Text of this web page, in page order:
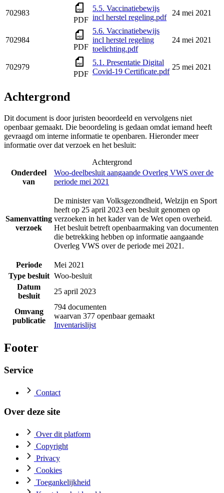
702983
PDF
5.5. Vaccinatiebewijs
incl herstel regeling.pdf
24 mei 2021
702984
PDF
5.6. Vaccinatiebewijs
incl herstel regeling
toelichting.pdf
24 mei 2021
702979
PDF
5.1. Presentatie Digital
Covid-19 Certificate.pdf
25 mei 2021
Achtergrond
Dit document is door juristen beoordeeld en vervolgens niet
openbaar gemaakt. Die beoordeling is gedaan omdat iemand heeft
gevraagd om interne informatie te openbaren. Hieronder meer
informatie over dat verzoek en het besluit:
Achtergrond
Onderdeel
van
Woo-deelbesluit aangaande Overleg VWS over de
periode mei 2021
Samenvatting
verzoek
De minister van Volksgezondheid, Welzijn en Sport
heeft op 25 april 2023 een besluit genomen op
verzoeken in het kader van de Wet open overheid.
Het besluit betreft openbaarmaking van documenten
die betrekking hebben op informatie aangaande
Overleg VWS over de periode mei 2021.
Periode
Mei 2021
Type besluit Woo-besluit
Datum
besluit
25 april 2023
Omvang
publicatie
794 documenten
waarvan 377 openbaar gemaakt
Inventarislijst
Footer
Service
Contact
Over deze site
Over dit platform
Copyright
Privacy
Cookies
Toegankelijkheid